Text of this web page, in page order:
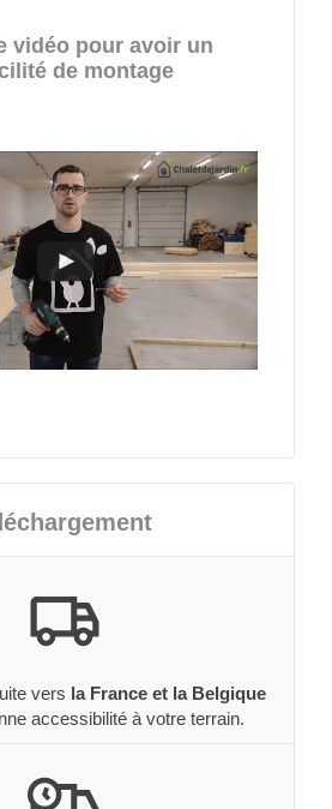
vidéo pour avoir un
de montage
vers la France et la Belgique
accessibilité à votre terrain.